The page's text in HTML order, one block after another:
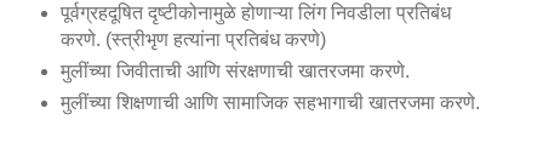
पूर्वग्रहदूषित दृष्टीकोनामुळे होणाऱ्या लिंग निवडीला प्रतिबंध
करणे. (स्त्रीभृण हत्यांना प्रतिबंध करणे)
मुलींच्या जिवीताची आणि संरक्षणाची खातरजमा करणे.
मुलींच्या शिक्षणाची आणि सामाजिक सहभागाची खातरजमा करणे.